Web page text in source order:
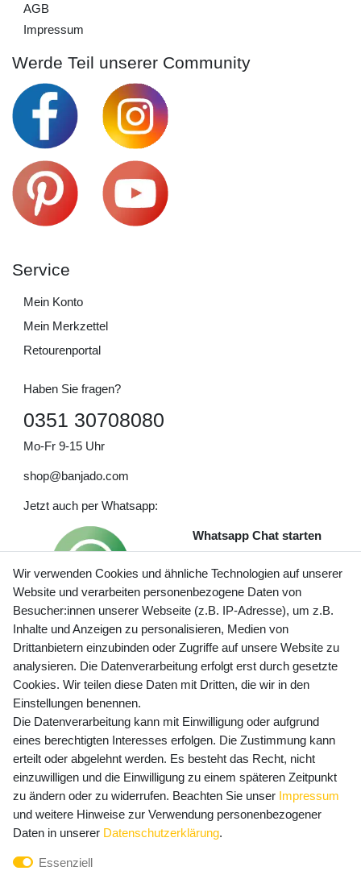
AGB
Impressum
Werde Teil unserer Community
Service
Mein Konto
Mein Merkzettel
Retourenportal
Haben Sie fragen?
0351 30708080
Mo-Fr 9-15 Uhr
shop@banjado.com
Jetzt auch per Whatsapp:
Whatsapp Chat starten
Preisangaben inkl. gesetzl. MwSt. und zzgl. Service- und
Versandkosten
Newsletter Anmeldung - Keine Angebote
mehr verpassen!
E-MAIL **
Newsletter
Honig
Hiermit bestätige ich, dass ich dieDaten­schutz­erklärung
widerrufen.**
Wir verwenden Cookies und ähnliche Technologien auf unserer
Website und verarbeiten personenbezogene Daten von
Besucher:innen unserer Webseite (z.B. IP-Adresse), um z.B.
Inhalte und Anzeigen zu personalisieren, Medien von
Drittanbietern einzubinden oder Zugriffe auf unsere Website zu
analysieren. Die Datenverarbeitung erfolgt erst durch gesetzte
Cookies. Wir teilen diese Daten mit Dritten, die wir in den
Einstellungen benennen.
Die Datenverarbeitung kann mit Einwilligung oder aufgrund
eines berechtigten Interesses erfolgen. Die Zustimmung kann
erteilt oder abgelehnt werden. Es besteht das Recht, nicht
einzuwilligen und die Einwilligung zu einem späteren Zeitpunkt
zu ändern oder zu widerrufen. Beachten Sie unser Impressum
und weitere Hinweise zur Verwendung personenbezogener
Daten in unserer Daten­schutz­erklärung.
Essenziell